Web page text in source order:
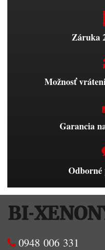
Záruka
Možnosť
Garancia
Odborné
0948 006 331